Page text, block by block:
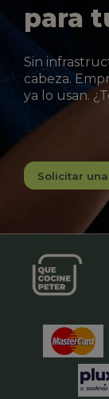
para
Sin
cabeza.
ya lo usan.
Solicitar